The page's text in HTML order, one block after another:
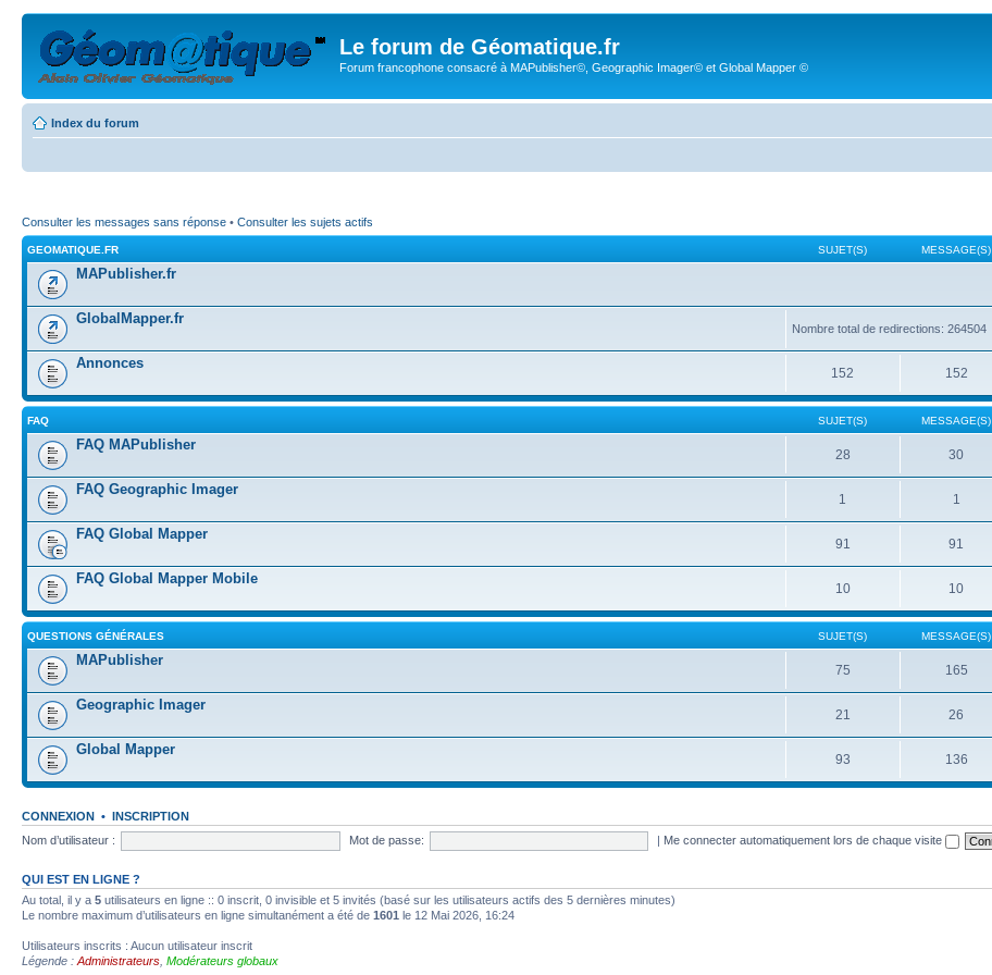
Le forum de Géomatique.fr
Forum francophone consacré à MAPublisher©, Geographic Imager© et Global Mapper ©
Index du forum
Consulter les messages sans réponse • Consulter les sujets actifs
GEOMATIQUE.FR SUJET(S) MESSAGE(S)
MAPublisher.fr
GlobalMapper.fr
Nombre total de redirections: 264504
Annonces
152 152
FAQ SUJET(S) MESSAGE(S)
FAQ MAPublisher
28 30
FAQ Geographic Imager
1 1
FAQ Global Mapper
91 91
FAQ Global Mapper Mobile
10 10
QUESTIONS GÉNÉRALES SUJET(S) MESSAGE(S)
MAPublisher
75 165
Geographic Imager
21 26
Global Mapper
93 136
CONNEXION • INSCRIPTION
Nom d’utilisateur :
Mot de passe: | Me connecter automatiquement lors de chaque visite
QUI EST EN LIGNE ?
Au total, il y a 5 utilisateurs en ligne :: 0 inscrit, 0 invisible et 5 invités (basé sur les utilisateurs actifs des 5 dernières minutes)
Le nombre maximum d’utilisateurs en ligne simultanément a été de 1601 le 12 Mai 2026, 16:24
Utilisateurs inscrits : Aucun utilisateur inscrit
Légende : Administrateurs Modérateurs globaux